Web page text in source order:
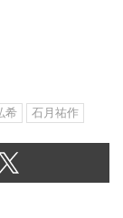
希 石月祐作